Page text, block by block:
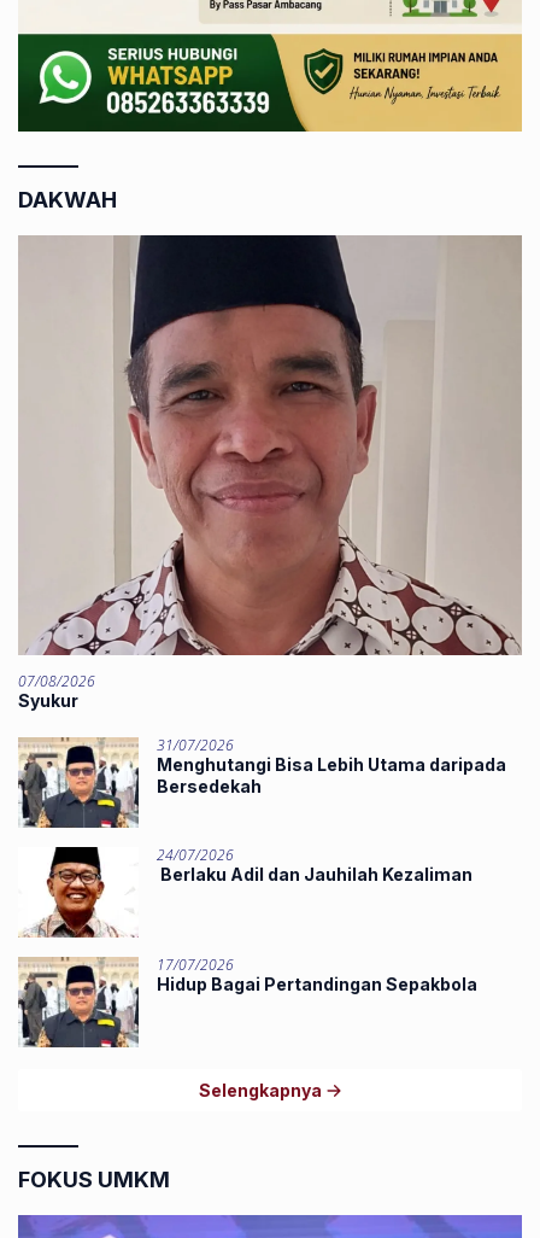
DAKWAH
07/08/2026
Syukur
31/07/2026
Menghutangi Bisa Lebih Utama daripada
Bersedekah
24/07/2026
Berlaku Adil dan Jauhilah Kezaliman
17/07/2026
Hidup Bagai Pertandingan Sepakbola
Selengkapnya
FOKUS UMKM